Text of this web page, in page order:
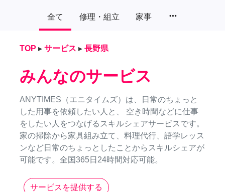
全て 修理・組立 家事 more_horiz
TOP ▸ サービス ▸ 長野県
みんなのサービス
ANYTIMES（エニタイムズ）は、日常のちょっと
した用事を依頼したい人と、 空き時間などに仕事
をしたい人をつなげるスキルシェアサービスです。
家の掃除から家具組み立て、料理代行、語学レッス
ンなど日常のちょっとしたことからスキルシェアが
可能です。全国365日24時間対応可能。
サービスを提供する